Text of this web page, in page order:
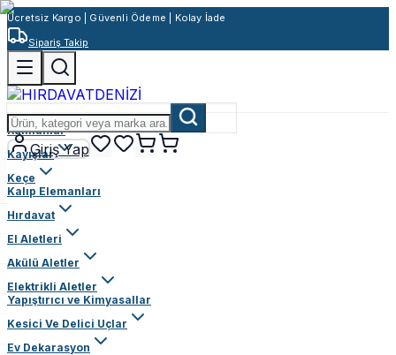
Ücretsiz Kargo | Güvenli Ödeme | Kolay İade
Sipariş Takip
Giriş Yap
Rulmanlar
Kayışlar
Keçe
Kalıp Elemanları
Hırdavat
El Aletleri
Akülü Aletler
Elektrikli Aletler
Yapıştırıcı ve Kimyasallar
Kesici Ve Delici Uçlar
Ev Dekarasyon